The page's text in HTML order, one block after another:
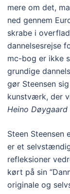
mere om det,
ned gennem
skrabe i
dannelsesrejse
mc-bog er ikke
grundige
gør Steensen
kunstværk, der
Heino
Steen Steensen
er et
refleksioner
kørt på sin
originale og